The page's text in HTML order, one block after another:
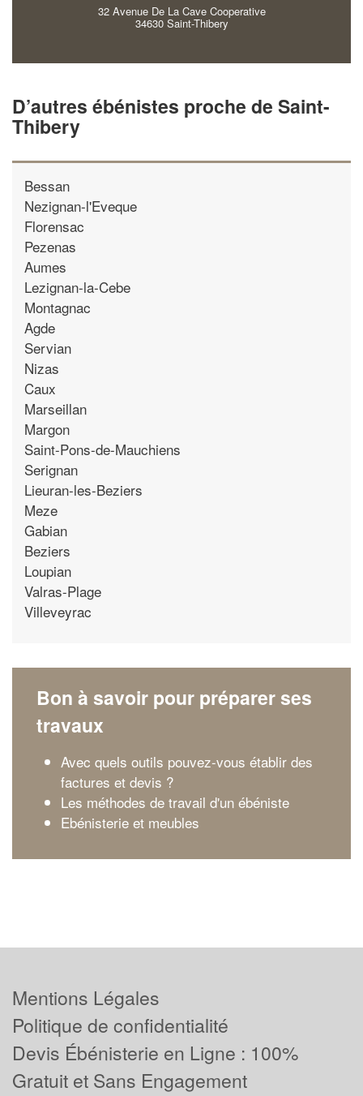
32 Avenue De La Cave Cooperative
34630 Saint-Thibery
D’autres ébénistes proche de Saint-
Thibery
Bessan
Nezignan-l'Eveque
Florensac
Pezenas
Aumes
Lezignan-la-Cebe
Montagnac
Agde
Servian
Nizas
Caux
Marseillan
Margon
Saint-Pons-de-Mauchiens
Serignan
Lieuran-les-Beziers
Meze
Gabian
Beziers
Loupian
Valras-Plage
Villeveyrac
Bon à savoir pour préparer ses
travaux
Avec quels outils pouvez-vous établir des
factures et devis ?
Les méthodes de travail d'un ébéniste
Ebénisterie et meubles
Mentions Légales
Politique de confidentialité
Devis Ébénisterie en Ligne : 100%
Gratuit et Sans Engagement